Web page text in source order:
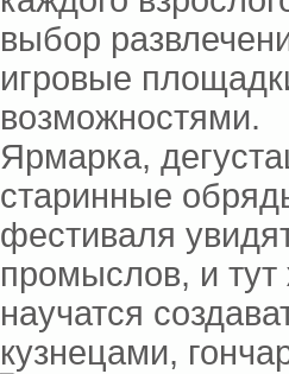
выбор
игровые
возможностями.
Ярмарка,
старинные
фестиваля
промыслов, и
научатся
кузнецами,